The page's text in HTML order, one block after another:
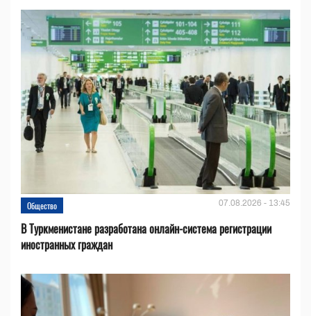
Общество 07.08.2026 - 13:45
В Туркменистане разработана онлайн-система регистрации
иностранных граждан